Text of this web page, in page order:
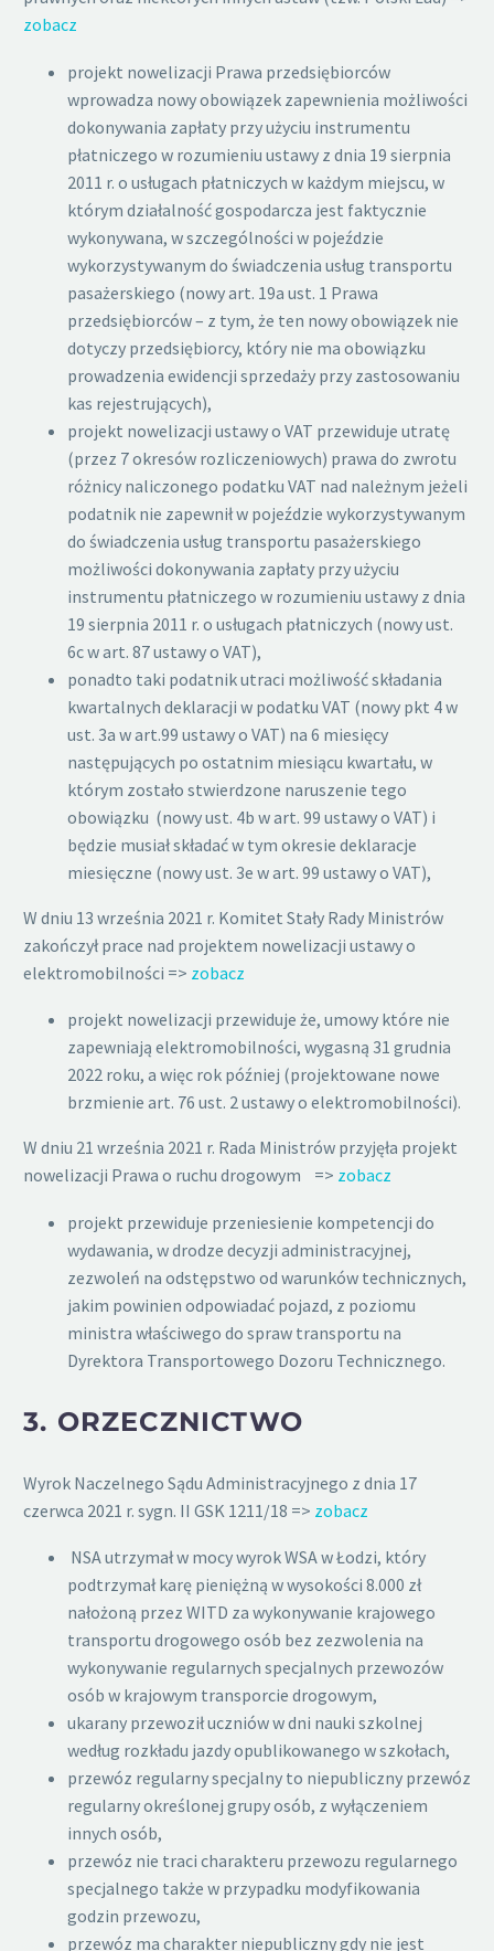
zobacz
projekt nowelizacji Prawa przedsiębiorców
wprowadza nowy obowiązek zapewnienia możliwości
dokonywania zapłaty przy użyciu instrumentu
płatniczego w rozumieniu ustawy z dnia 19 sierpnia
2011 r. o usługach płatniczych w każdym miejscu, w
którym działalność gospodarcza jest faktycznie
wykonywana, w szczególności w pojeździe
wykorzystywanym do świadczenia usług transportu
pasażerskiego (nowy art. 19a ust. 1 Prawa
przedsiębiorców – z tym, że ten nowy obowiązek nie
dotyczy przedsiębiorcy, który nie ma obowiązku
prowadzenia ewidencji sprzedaży przy zastosowaniu
kas rejestrujących),
projekt nowelizacji ustawy o VAT przewiduje utratę
(przez 7 okresów rozliczeniowych) prawa do zwrotu
różnicy naliczonego podatku VAT nad należnym jeżeli
podatnik nie zapewnił w pojeździe wykorzystywanym
do świadczenia usług transportu pasażerskiego
możliwości dokonywania zapłaty przy użyciu
instrumentu płatniczego w rozumieniu ustawy z dnia
19 sierpnia 2011 r. o usługach płatniczych (nowy ust.
6c w art. 87 ustawy o VAT),
ponadto taki podatnik utraci możliwość składania
kwartalnych deklaracji w podatku VAT (nowy pkt 4 w
ust. 3a w art.99 ustawy o VAT) na 6 miesięcy
następujących po ostatnim miesiącu kwartału, w
którym zostało stwierdzone naruszenie tego
obowiązku (nowy ust. 4b w art. 99 ustawy o VAT) i
będzie musiał składać w tym okresie deklaracje
miesięczne (nowy ust. 3e w art. 99 ustawy o VAT),
W dniu 13 września 2021 r. Komitet Stały Rady Ministrów
zakończył prace nad projektem nowelizacji ustawy o
elektromobilności => zobacz
projekt nowelizacji przewiduje że, umowy które nie
zapewniają elektromobilności, wygasną 31 grudnia
2022 roku, a więc rok później (projektowane nowe
brzmienie art. 76 ust. 2 ustawy o elektromobilności).
W dniu 21 września 2021 r. Rada Ministrów przyjęła projekt
nowelizacji Prawa o ruchu drogowym => zobacz
projekt przewiduje przeniesienie kompetencji do
wydawania, w drodze decyzji administracyjnej,
zezwoleń na odstępstwo od warunków technicznych,
jakim powinien odpowiadać pojazd, z poziomu
ministra właściwego do spraw transportu na
Dyrektora Transportowego Dozoru Technicznego.
3. ORZECZNICTWO
Wyrok Naczelnego Sądu Administracyjnego z dnia 17
czerwca 2021 r. sygn. II GSK 1211/18 => zobacz
NSA utrzymał w mocy wyrok WSA w Łodzi, który
podtrzymał karę pieniężną w wysokości 8.000 zł
nałożoną przez WITD za wykonywanie krajowego
transportu drogowego osób bez zezwolenia na
wykonywanie regularnych specjalnych przewozów
osób w krajowym transporcie drogowym,
ukarany przewoził uczniów w dni nauki szkolnej
według rozkładu jazdy opublikowanego w szkołach,
przewóz regularny specjalny to niepubliczny przewóz
regularny określonej grupy osób, z wyłączeniem
innych osób,
przewóz nie traci charakteru przewozu regularnego
specjalnego także w przypadku modyfikowania
godzin przewozu,
przewóz ma charakter niepubliczny gdy nie jest